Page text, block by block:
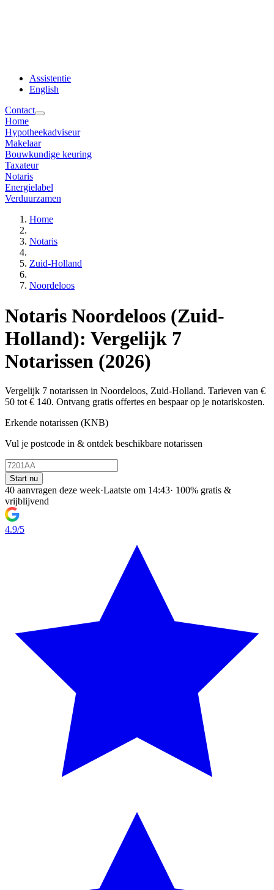
Assistentie
English
Contact
Home
Hypotheekadviseur
Makelaar
Bouwkundige keuring
Taxateur
Notaris
Energielabel
Verduurzamen
Home
Notaris
Zuid-Holland
Noordeloos
Notaris Noordeloos (Zuid-
Holland): Vergelijk 7
Notarissen (2026)
Vergelijk 7 notarissen in Noordeloos, Zuid-Holland. Tarieven van €
50 tot € 140. Ontvang gratis offertes en bespaar op je notariskosten.
Erkende notarissen (KNB)
Vul je postcode in & ontdek beschikbare notarissen
Start nu
40 aanvragen deze week·Laatste om 14:43· 100% gratis &
vrijblijvend
4.9/5